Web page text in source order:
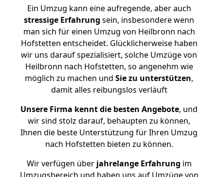
Ein Umzug kann eine aufregende, aber auch
stressige Erfahrung sein, insbesondere wenn
man sich für einen Umzug von Heilbronn nach
Hofstetten entscheidet. Glücklicherweise haben
wir uns darauf spezialisiert, solche Umzüge von
Heilbronn nach Hofstetten, so angenehm wie
möglich zu machen und Sie zu unterstützen,
damit alles reibungslos verläuft
Unsere Firma kennt die besten Angebote, und
wir sind stolz darauf, behaupten zu können,
Ihnen die beste Unterstützung für Ihren Umzug
nach Hofstetten bieten zu können.
Wir verfügen überjahrelange Erfahrung im